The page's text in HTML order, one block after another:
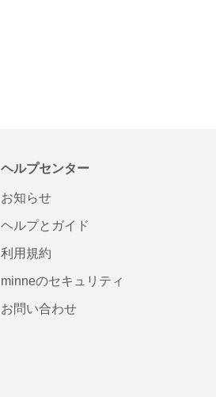
ヘルプセンター
お知らせ
ヘルプとガイド
利用規約
minneのセキュリティ
お問い合わせ